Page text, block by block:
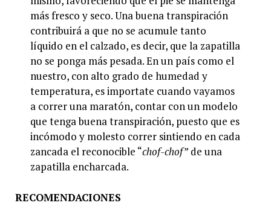
más fresco y seco. Una buena transpiración
contribuirá a que no se acumule tanto
líquido en el calzado, es decir, que la zapatilla
no se ponga más pesada. En un país como el
nuestro, con alto grado de humedad y
temperatura, es importate cuando vayamos
a correr una maratón, contar con un modelo
que tenga buena transpiración, puesto que es
incómodo y molesto correr sintiendo en cada
zancada el reconocible “chof-chof”de una
zapatilla encharcada.
RECOMENDACIONES